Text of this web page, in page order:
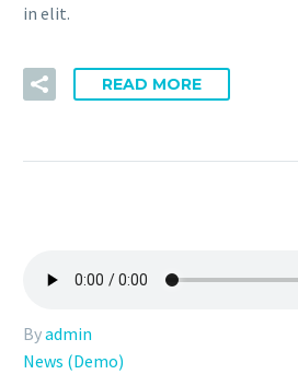
in elit.
READ MORE
Byadmin
News (Demo)